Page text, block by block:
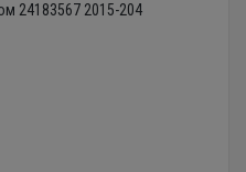
24183567 2015-204